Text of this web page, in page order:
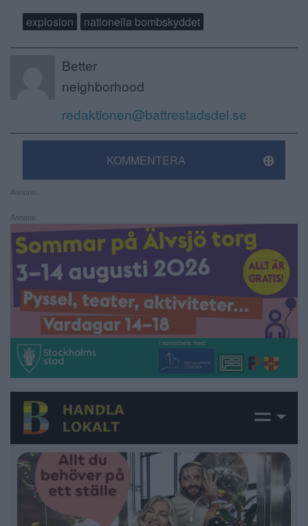
explosion nationella bombskyddet
Better
neighborhood
redaktionen@battrestadsdel.se
KOMMENTERA
Annons:
Annons: